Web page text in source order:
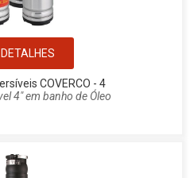
COVERCO - 4
4" em banho de Óleo